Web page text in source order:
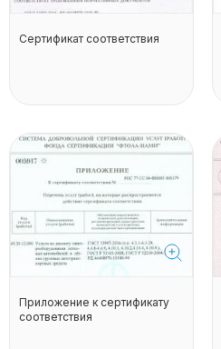
Сертификат соответствия
Приложение к сертификату
соответствия